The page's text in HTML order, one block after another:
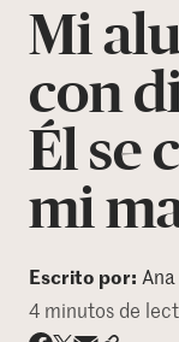
Recursos
Quienes somos
Mi
con
Él se
mi
Escrito por: Ana
4 minutos de